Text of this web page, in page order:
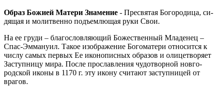
Образ Божией Матери Знамение - Пре­свя­тая Бо­го­ро­ди­ца, си­
дя­щая и мо­лит­вен­но подъ­ем­лю­щая ру­ки Свои.
На ее гру­ди – бла­го­слов­ля­ю­щий Бо­же­ствен­ный Мла­де­нец –
Спас-Эм­ма­ну­ил. Та­кое изо­бра­же­ние Бо­го­ма­те­ри от­но­сит­ся к
чис­лу са­мых пер­вых Ее ико­но­пис­ных об­ра­зов и оли­це­тво­ря­ет
За­ступ­ни­цу ми­ра. После про­слав­ле­ни­я чу­до­твор­ной нов­го­
род­ской ико­ны в 1170 г. эту ико­ну считают за­ступ­ни­цей от
вра­гов.